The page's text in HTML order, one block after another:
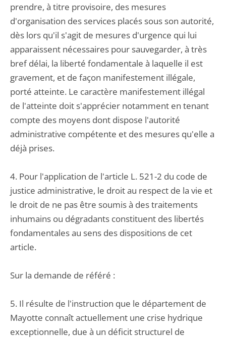
prendre, à titre provisoire, des mesures
d'organisation des services placés sous son autorité,
dès lors qu'il s'agit de mesures d'urgence qui lui
apparaissent nécessaires pour sauvegarder, à très
bref délai, la liberté fondamentale à laquelle il est
gravement, et de façon manifestement illégale,
porté atteinte. Le caractère manifestement illégal
de l'atteinte doit s'apprécier notamment en tenant
compte des moyens dont dispose l'autorité
administrative compétente et des mesures qu'elle a
déjà prises.
4. Pour l'application de l'article L. 521-2 du code de
justice administrative, le droit au respect de la vie et
le droit de ne pas être soumis à des traitements
inhumains ou dégradants constituent des libertés
fondamentales au sens des dispositions de cet
article.
Sur la demande de référé :
5. Il résulte de l'instruction que le département de
Mayotte connaît actuellement une crise hydrique
exceptionnelle, due à un déficit structurel de